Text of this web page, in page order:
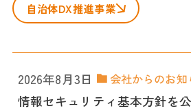
自治体DX推進事業
2026年8月3日 会社からのお知
情報セキュリティ基本方針を